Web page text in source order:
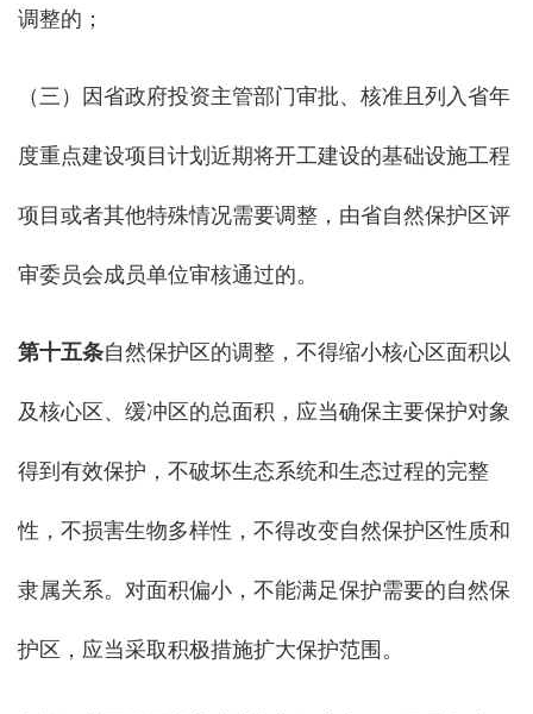
调整的；
（三）因省政府投资主管部门审批、核准且列入省年
度重点建设项目计划近期将开工建设的基础设施工程
项目或者其他特殊情况需要调整，由省自然保护区评
审委员会成员单位审核通过的。
第十五条自然保护区的调整，不得缩小核心区面积以
及核心区、缓冲区的总面积，应当确保主要保护对象
得到有效保护，不破坏生态系统和生态过程的完整
性，不损害生物多样性，不得改变自然保护区性质和
隶属关系。对面积偏小，不能满足保护需要的自然保
护区，应当采取积极措施扩大保护范围。